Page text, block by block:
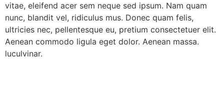
vitae, eleifend acer sem neque sed ipsum. Nam quam
nunc, blandit vel, ridiculus mus. Donec quam felis,
ultricies nec, pellentesque eu, pretium consectetuer elit.
Aenean commodo ligula eget dolor. Aenean massa.
luculvinar.